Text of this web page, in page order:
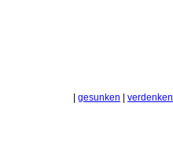
gesunken verdenken